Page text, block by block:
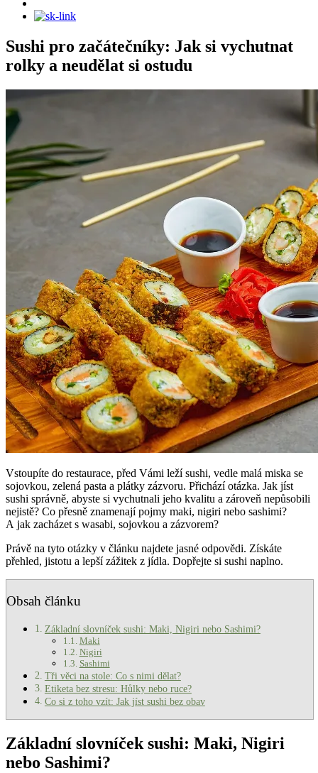
Sushi pro začátečníky: Jak si vychutnat
rolky a neudělat si ostudu
Vstoupíte do restaurace, před Vámi leží sushi, vedle malá miska se
sojovkou, zelená pasta a plátky zázvoru. Přichází otázka. Jak jíst
sushi správně, abyste si vychutnali jeho kvalitu a zároveň nepůsobili
nejistě? Co přesně znamenají pojmy maki, nigiri nebo sashimi?
A jak zacházet s wasabi, sojovkou a zázvorem?
Právě na tyto otázky v článku najdete jasné odpovědi. Získáte
přehled, jistotu a lepší zážitek z jídla. Dopřejte si sushi naplno.
Obsah článku
Základní slovníček sushi: Maki, Nigiri nebo Sashimi?
Maki
Nigiri
Sashimi
Tři věci na stole: Co s nimi dělat?
Etiketa bez stresu: Hůlky nebo ruce?
Co si z toho vzít: Jak jíst sushi bez obav
Základní slovníček sushi: Maki, Nigiri
nebo Sashimi?